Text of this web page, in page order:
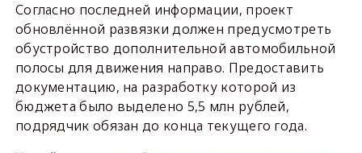
Согласно последней информации, проект
обновлённой развязки должен предусмотреть
обустройство дополнительной автомобильной
полосы для движения направо. Предоставить
документацию, на разработку которой из
бюджета было выделено 5,5 млн рублей,
подрядчик обязан до конца текущего года.